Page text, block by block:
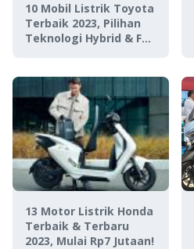
10 Mobil Listrik Toyota
Terbaik 2023, Pilihan
Teknologi Hybrid & Full
13 Motor Listrik Honda
Terbaik & Terbaru
2023, Mulai Rp7 Jutaan!